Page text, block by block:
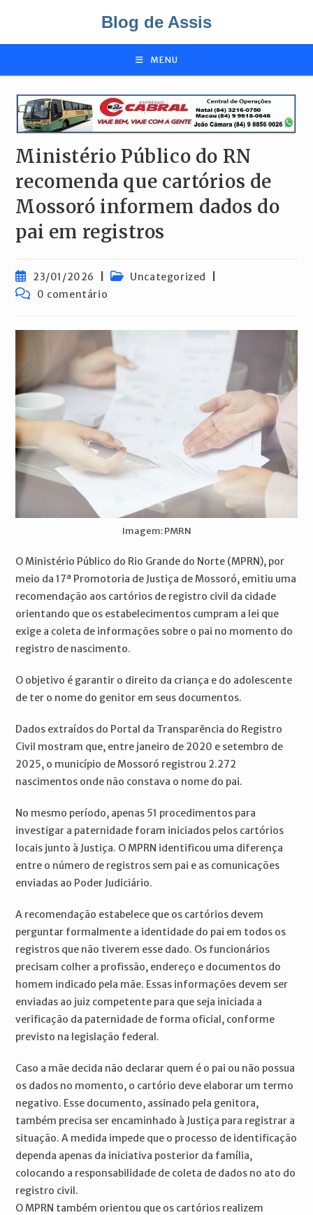
o
Blog de Assis
MENU
Ministério Público do RN
recomenda que cartórios de
Mossoró informem dados do
pai em registros
Post
publicado:
23/01/2026
Categoria
Uncategorized
Comentários
0 comentário
Imagem: PMRN
O Ministério Público do Rio Grande do Norte (MPRN), por
meio da 17ª Promotoria de Justiça de Mossoró, emitiu uma
recomendação aos cartórios de registro civil da cidade
orientando que os estabelecimentos cumpram a lei que
exige a coleta de informações sobre o pai no momento do
registro de nascimento.
O objetivo é garantir o direito da criança e do adolescente
de ter o nome do genitor em seus documentos.
Dados extraídos do Portal da Transparência do Registro
Civil mostram que, entre janeiro de 2020 e setembro de
2025, o município de Mossoró registrou 2.272
nascimentos onde não constava o nome do pai.
No mesmo período, apenas 51 procedimentos para
investigar a paternidade foram iniciados pelos cartórios
locais junto à Justiça. O MPRN identificou uma diferença
entre o número de registros sem pai e as comunicações
enviadas ao Poder Judiciário.
A recomendação estabelece que os cartórios devem
perguntar formalmente a identidade do pai em todos os
registros que não tiverem esse dado. Os funcionários
precisam colher a profissão, endereço e documentos do
homem indicado pela mãe. Essas informações devem ser
enviadas ao juiz competente para que seja iniciada a
verificação da paternidade de forma oficial, conforme
previsto na legislação federal.
Caso a mãe decida não declarar quem é o pai ou não possua
os dados no momento, o cartório deve elaborar um termo
negativo. Esse documento, assinado pela genitora,
também precisa ser encaminhado à Justiça para registrar a
situação. A medida impede que o processo de identificação
dependa apenas da iniciativa posterior da família,
colocando a responsabilidade de coleta de dados no ato do
registro civil.
O MPRN também orientou que os cartórios realizem